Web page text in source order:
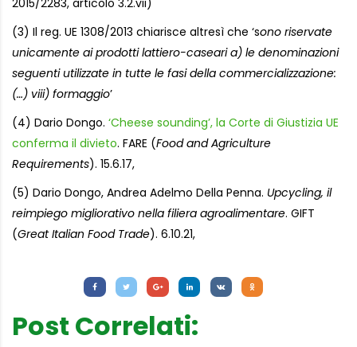
(3) Il reg. UE 1308/2013 chiarisce altresì che ‘sono riservate
unicamente ai prodotti lattiero-caseari a) le denominazioni
seguenti utilizzate in tutte le fasi della commercializzazione:
(…) viii) formaggio’
(4) Dario Dongo. ‘Cheese sounding’, la Corte di Giustizia UE
conferma il divieto. FARE (Food and Agriculture
Requirements). 15.6.17,
(5) Dario Dongo, Andrea Adelmo Della Penna. Upcycling, il
reimpiego migliorativo nella filiera agroalimentare. GIFT
(Great Italian Food Trade). 6.10.21,
Post Correlati: